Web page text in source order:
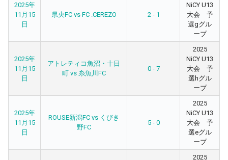
2025年
11月15
日
県央FC vs FC .CEREZO 2 - 1
NiCY U13
大会 予
選gグル
ープ
2025年
11月15
日
アトレティコ魚沼・十日
町 vs 糸魚川FC
0 - 7
2025
NiCY U13
大会 予
選hグル
ープ
2025年
11月15
日
ROUSE新潟FC vs くびき
野FC
5 - 0
2025
NiCY U13
大会 予
選eグル
ープ
2025